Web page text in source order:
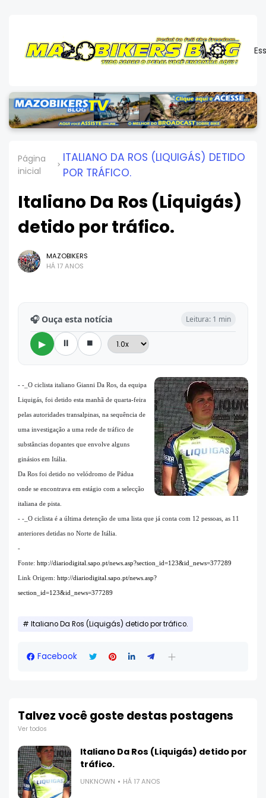
Página
inicial
ITALIANO DA ROS (LIQUIGÁS) DETIDO
POR TRÁFICO.
Italiano Da Ros (Liquigás)
detido por tráfico.
MAZOBIKERS
HÁ 17 ANOS
🎧 Ouça esta notícia Leitura: 1 min
▶ ⏸ ⏹
- -_O ciclista italiano Gianni Da Ros, da equipa
Liquigás, foi detido esta manhã de quarta-feira
pelas autoridades transalpinas, na sequência de
uma investigação a uma rede de tráfico de
substâncias dopantes que envolve alguns
ginásios em Itália.
Da Ros foi detido no velódromo de Pádua
onde se encontrava em estágio com a selecção
italiana de pista.
- -_O ciclista é a última detenção de uma lista que já conta com 12 pessoas, as 11
anteriores detidas no Norte de Itália.
-
Fonte: http://diariodigital.sapo.pt/news.asp?section_id=123&id_news=377289
Link Origem: http://diariodigital.sapo.pt/news.asp?
section_id=123&id_news=377289
Italiano Da Ros (Liquigás) detido por tráfico.
Facebook
Talvez você goste destas postagens
Ver todos
Italiano Da Ros (Liquigás) detido por
tráfico.
UNKNOWN HÁ 17 ANOS